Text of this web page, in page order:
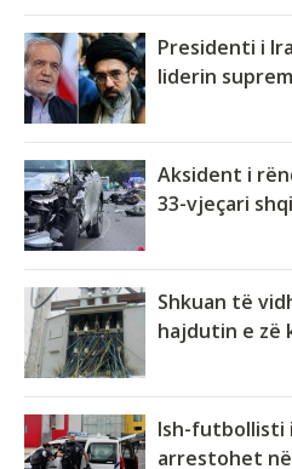
Presidenti i
liderin
Aksident i
33-vjeçari
Shkuan të
hajdutin e zë
Ish-futbollisti
arrestohet në